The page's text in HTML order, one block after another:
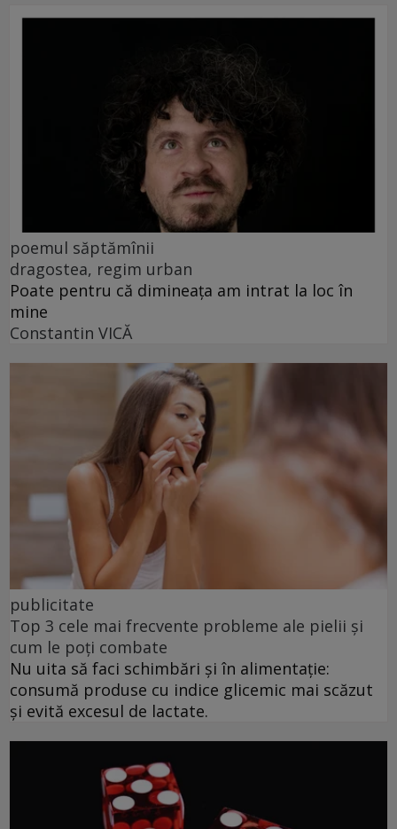
poemul săptămînii
dragostea, regim urban
Poate pentru că dimineața am intrat la loc în
mine
Constantin VICĂ
publicitate
Top 3 cele mai frecvente probleme ale pielii și
cum le poți combate
Nu uita să faci schimbări și în alimentație:
consumă produse cu indice glicemic mai scăzut
și evită excesul de lactate.